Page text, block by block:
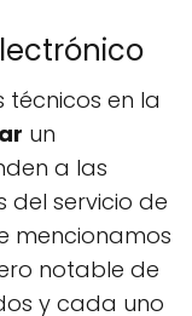
en la
un
a las
del servicio de
mencionamos
notable de
y cada uno